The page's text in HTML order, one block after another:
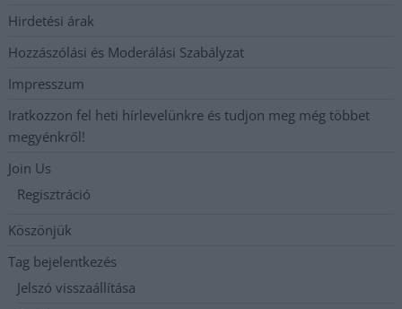
Hirdetési árak
Hozzászólási és Moderálási Szabályzat
Impresszum
Iratkozzon fel heti hírlevelünkre és tudjon meg még többet
megyénkről!
Join Us
Regisztráció
Köszönjük
Tag bejelentkezés
Jelszó visszaállítása